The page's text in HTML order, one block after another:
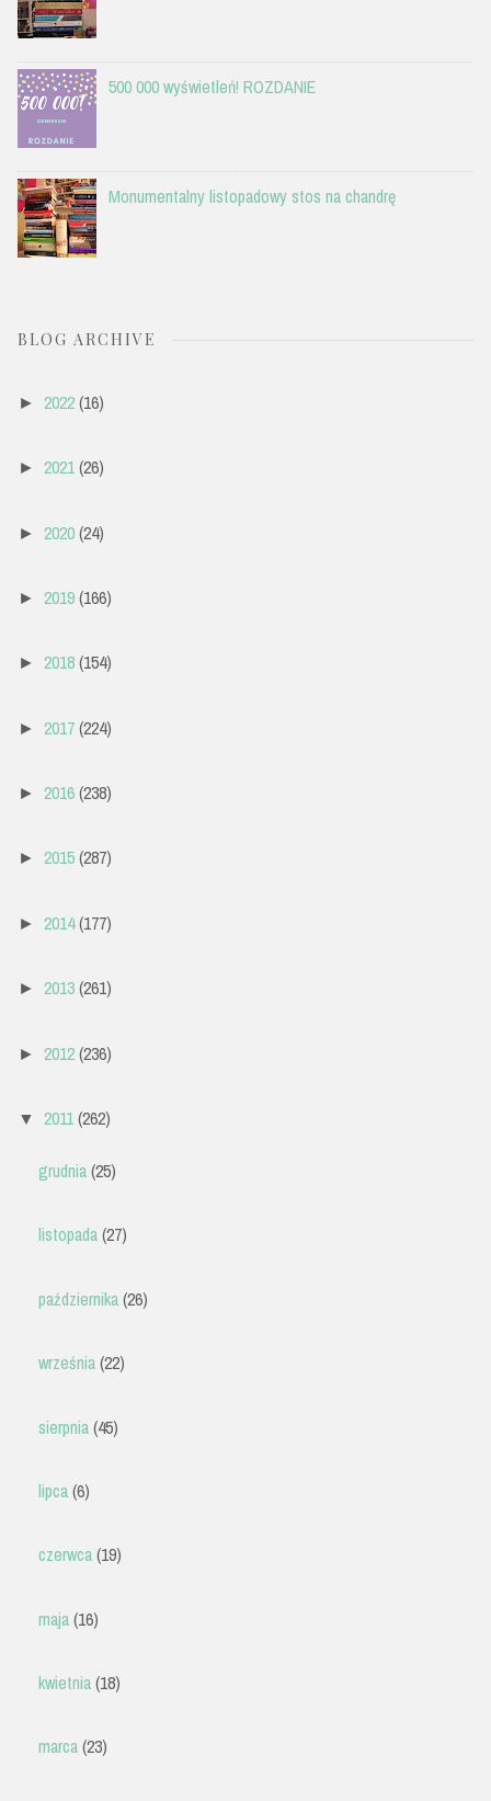
500 000 wyświetleń! ROZDANIE
Monumentalny listopadowy stos na chandrę
BLOG ARCHIVE
► 2022(16)
► 2021(26)
► 2020(24)
► 2019(166)
► 2018(154)
► 2017(224)
► 2016(238)
► 2015(287)
► 2014(177)
► 2013(261)
► 2012(236)
▼ 2011(262)
grudnia(25)
listopada(27)
października(26)
września(22)
sierpnia(45)
lipca(6)
czerwca(19)
maja(16)
kwietnia(18)
marca(23)